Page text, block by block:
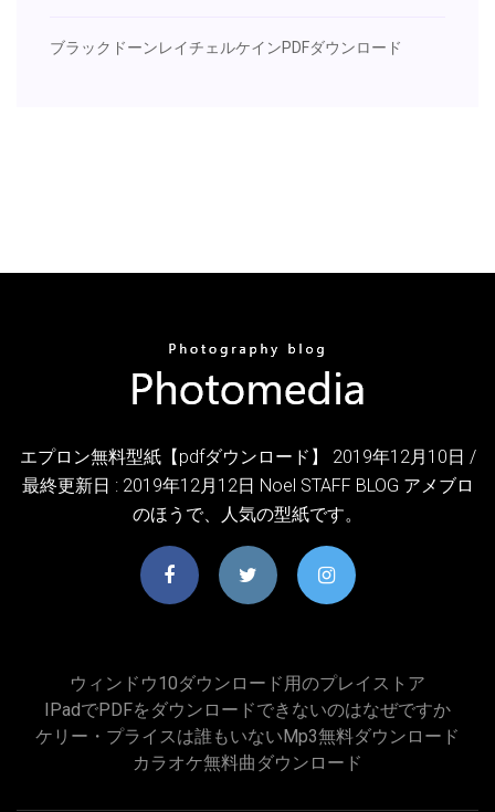
ブラックドーンレイチェルケインPDFダウンロード
エプロン無料型紙【pdfダウンロード】 2019年12月10日 /
最終更新日 : 2019年12月12日 Noel STAFF BLOG アメブロ
のほうで、人気の型紙です。
ウィンドウ10ダウンロード用のプレイストア
IPadでPDFをダウンロードできないのはなぜですか
ケリー・プライスは誰もいないmp3無料ダウンロード
カラオケ無料曲ダウンロード